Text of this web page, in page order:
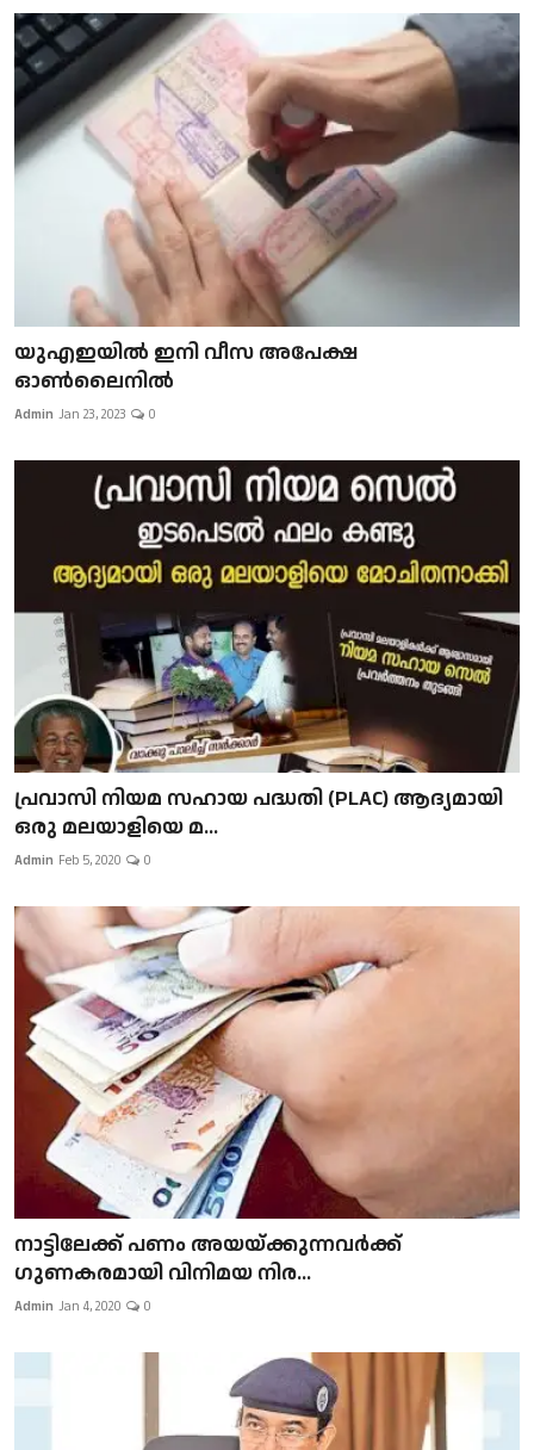
യുഎഇയിൽ ഇനി വീസ അപേക്ഷ
ഓൺലൈനിൽ
Admin Jan 23, 2023 0
പ്രവാസി നിയമ സഹായ പദ്ധതി (PLAC) ആദ്യമായി
ഒരു മലയാളിയെ മ...
Admin Feb 5, 2020 0
നാട്ടിലേക്ക് പണം അയയ്ക്കുന്നവർക്ക്
ഗുണകരമായി വിനിമയ നിര...
Admin Jan 4, 2020 0